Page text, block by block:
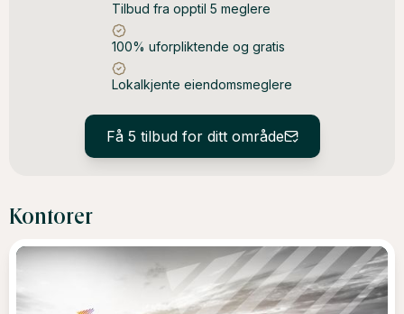
Tilbud fra opptil 5 meglere
100% uforpliktende og gratis
Lokalkjente eiendomsmeglere
Få 5 tilbud for ditt område
Kontorer